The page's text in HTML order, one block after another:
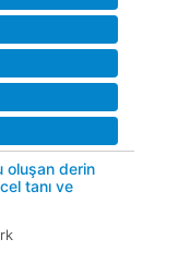
oluşan derin
tanı ve